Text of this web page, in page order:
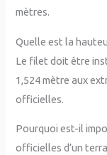
mètres.
Quelle est la
Le filet doit être
1,524 mètre aux
officielles.
Pourquoi est-il
officielles d’un